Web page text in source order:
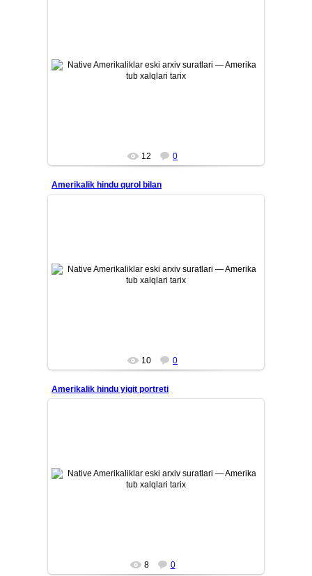
Amerika tub aholisi — Native Amerikaliklarning eski tarixiy
arxiv suratlari. Qadimiy qabilalar, ularning madaniyati, ...
12 0
Amerikalik hindu qurol bilan
Amerika tub aholisi — Native Amerikaliklarning eski tarixiy
arxiv suratlari. Qadimiy qabilalar, ularning madaniyati, ...
10 0
Amerikalik hindu yigit portreti
Amerika tub aholisi — Native Amerikaliklarning eski tarixiy
arxiv suratlari. Qadimiy qabilalar, ularning madaniyati, ...
8 0